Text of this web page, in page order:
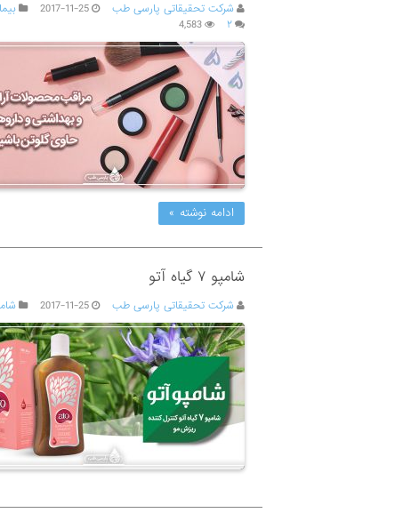
شرکت تحقیقاتی پارسی طب 2017-11-25
۲
4,583
ادامه نوشته »
شامپو ۷ گیاه آتو
شرکت تحقیقاتی پارسی طب 2017-11-25